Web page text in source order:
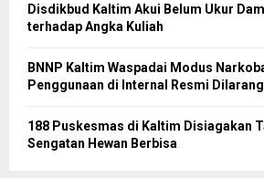
Disdikbud Kaltim Akui Belum Ukur
terhadap Angka Kuliah
BNNP Kaltim Waspadai Modus
Penggunaan di Internal Resmi Dilarang
188 Puskesmas di Kaltim Disiagakan
Sengatan Hewan Berbisa